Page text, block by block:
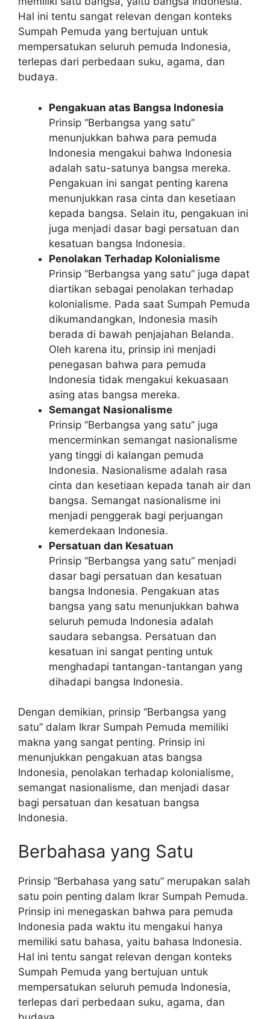
Hal ini tentu sangat relevan dengan konteks
Sumpah Pemuda yang bertujuan untuk
mempersatukan seluruh pemuda Indonesia,
terlepas dari perbedaan suku, agama, dan
budaya.
Pengakuan atas Bangsa Indonesia
Prinsip “Berbangsa yang satu”
menunjukkan bahwa para pemuda
Indonesia mengakui bahwa Indonesia
adalah satu-satunya bangsa mereka.
Pengakuan ini sangat penting karena
menunjukkan rasa cinta dan kesetiaan
kepada bangsa. Selain itu, pengakuan ini
juga menjadi dasar bagi persatuan dan
kesatuan bangsa Indonesia.
Penolakan Terhadap Kolonialisme
Prinsip “Berbangsa yang satu” juga dapat
diartikan sebagai penolakan terhadap
kolonialisme. Pada saat Sumpah Pemuda
dikumandangkan, Indonesia masih
berada di bawah penjajahan Belanda.
Oleh karena itu, prinsip ini menjadi
penegasan bahwa para pemuda
Indonesia tidak mengakui kekuasaan
asing atas bangsa mereka.
Semangat Nasionalisme
Prinsip “Berbangsa yang satu” juga
mencerminkan semangat nasionalisme
yang tinggi di kalangan pemuda
Indonesia. Nasionalisme adalah rasa
cinta dan kesetiaan kepada tanah air dan
bangsa. Semangat nasionalisme ini
menjadi penggerak bagi perjuangan
kemerdekaan Indonesia.
Persatuan dan Kesatuan
Prinsip “Berbangsa yang satu” menjadi
dasar bagi persatuan dan kesatuan
bangsa Indonesia. Pengakuan atas
bangsa yang satu menunjukkan bahwa
seluruh pemuda Indonesia adalah
saudara sebangsa. Persatuan dan
kesatuan ini sangat penting untuk
menghadapi tantangan-tantangan yang
dihadapi bangsa Indonesia.
Dengan demikian, prinsip “Berbangsa yang
satu” dalam Ikrar Sumpah Pemuda memiliki
makna yang sangat penting. Prinsip ini
menunjukkan pengakuan atas bangsa
Indonesia, penolakan terhadap kolonialisme,
semangat nasionalisme, dan menjadi dasar
bagi persatuan dan kesatuan bangsa
Indonesia.
Berbahasa yang Satu
Prinsip “Berbahasa yang satu” merupakan salah
satu poin penting dalam Ikrar Sumpah Pemuda.
Prinsip ini menegaskan bahwa para pemuda
Indonesia pada waktu itu mengakui hanya
memiliki satu bahasa, yaitu bahasa Indonesia.
Hal ini tentu sangat relevan dengan konteks
Sumpah Pemuda yang bertujuan untuk
mempersatukan seluruh pemuda Indonesia,
terlepas dari perbedaan suku, agama, dan